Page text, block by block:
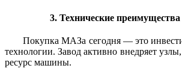
3. Технические
Покупка МАЗа сегодня — это
технологии. Завод активно внедряет
ресурс машины.